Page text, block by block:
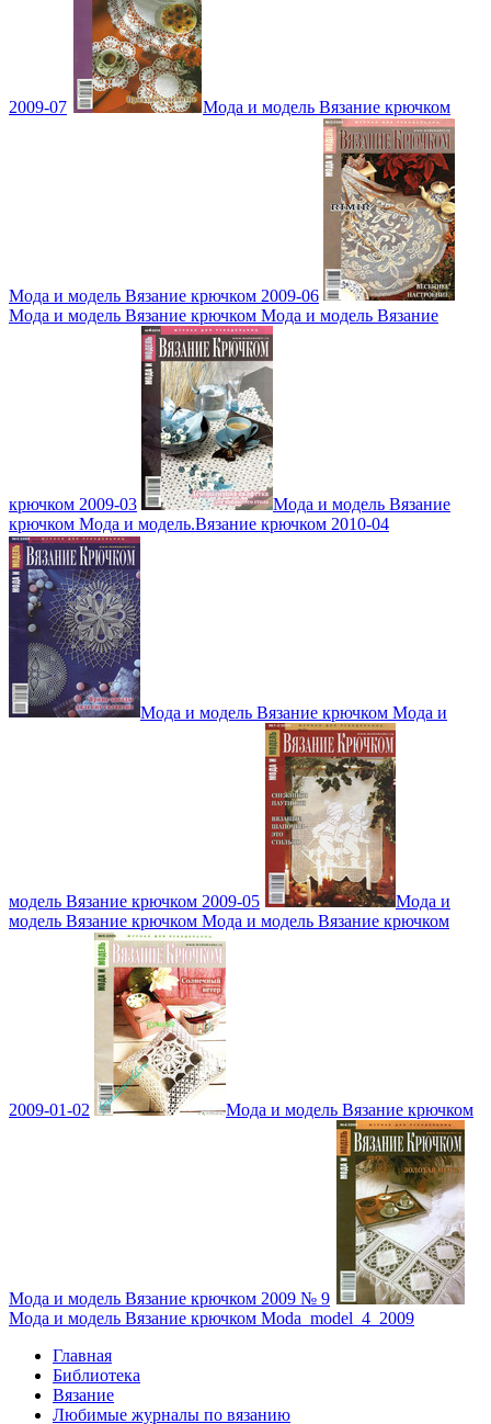
2009-07 Мода и модель Вязание крючком
Мода и модель Вязание крючком 2009-06
Мода и модель Вязание крючком Мода и модель Вязание
крючком 2009-03
Мода и модель Вязание
крючком Мода и модель.Вязание крючком 2010-04
Мода и модель Вязание крючком Мода и
модель Вязание крючком 2009-05
Мода и
модель Вязание крючком Мода и модель Вязание крючком
2009-01-02 Мода и модель Вязание крючком
Мода и модель Вязание крючком 2009 № 9
Мода и модель Вязание крючком Moda_model_4_2009
Главная
Библиотека
Вязание
Любимые журналы по вязанию